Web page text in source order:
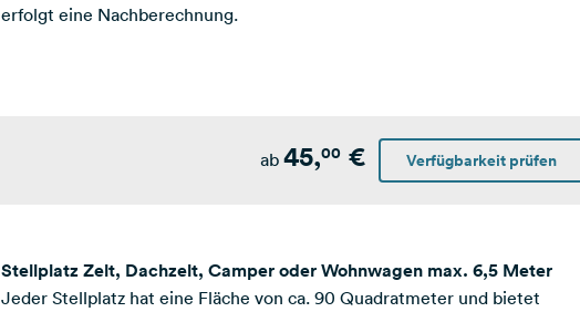
erfolgt eine Nachberechnung.
ab 45,00€ Verfügbarkeit prüfen
Stellplatz Zelt, Dachzelt, Camper oder Wohnwagen max. 6,5 Meter
Jeder Stellplatz hat eine Fläche von ca. 90 Quadratmeter und bietet